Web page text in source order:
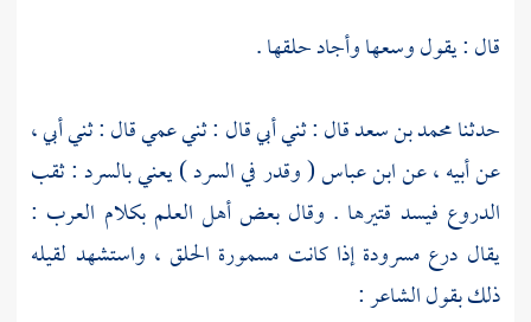
قال : يقول وسعها وأجاد حلقها .
حدثنامحمد بن سعدقال : ثني أبي قال : ثني عمي قال : ثني أبي ،
عن أبيه ، عنابن عباس( وقدر في السرد ) يعني بالسرد : ثقب
الدروع فيسد قتيرها . وقال بعض أهل العلم بكلام العرب :
يقال درع مسرودة إذا كانت مسمورة الحلق ، واستشهد لقيله
ذلك بقول الشاعر :